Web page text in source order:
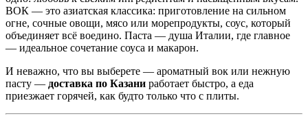
ВОК — это азиатская классика: приготовление на сильном
огне, сочные овощи, мясо или морепродукты, соус, который
объединяет всё воедино. Паста — душа Италии, где главное
— идеальное сочетание соуса и макарон.
И неважно, что вы выберете — ароматный вок или нежную
пасту — доставка по Казани работает быстро, а еда
приезжает горячей, как будто только что с плиты.